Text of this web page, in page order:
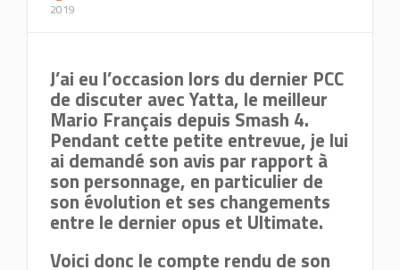
2019
J’ai eu l’occasion lors du dernier PCC
de discuter avec Yatta, le meilleur
Mario Français depuis Smash 4.
Pendant cette petite entrevue, je lui
ai demandé son avis par rapport à
son personnage, en particulier de
son évolution et ses changements
entre le dernier opus et Ultimate.
Voici donc le compte rendu de son